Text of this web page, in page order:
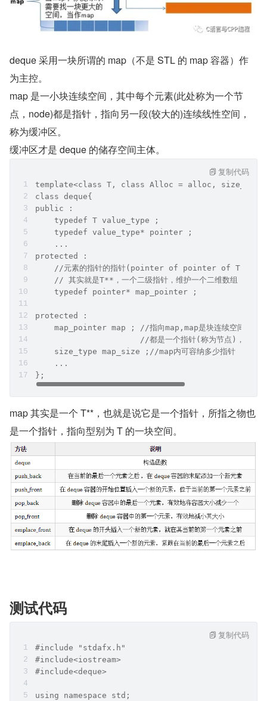
deque 采用一块所谓的 map（不是 STL 的 map 容器）作
为主控。
map 是一小块连续空间，其中每个元素(此处称为一个节
点，node)都是指针，指向另一段(较大的)连续线性空间，
称为缓冲区。
缓冲区才是 deque 的储存空间主体。
template<class T, class Alloc = alloc, size_t
class deque{
public :
    typedef T value_type ;
    typedef value_type* pointer ;
    ...
protected :
    //元素的指针的指针(pointer of pointer of T)
    // 其实就是T**，一个二级指针，维护一个二维数组
    typedef pointer* map_pointer ;
protected :
map_pointer map ; //指向map,map是块连续空间，其
//都是一个指针(称为节点)，指向
    size_type map_size ;//map内可容纳多少指针
    ...
};
复制代码
map 其实是一个 T**，也就是说它是一个指针，所指之物也
是一个指针，指向型别为 T 的一块空间。
测试代码
#include "stdafx.h"
#include<iostream>
#include<deque>
using namespace std;
复制代码